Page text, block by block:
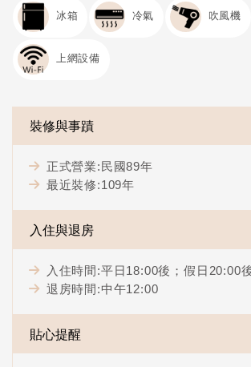
冰箱 冷氣 吹風機
上網設備
裝修與事蹟
正式營業:民國89年
最近裝修:109年
入住與退房
入住時間:平日18:00後；假日20:00
退房時間:中午12:00
貼心提醒